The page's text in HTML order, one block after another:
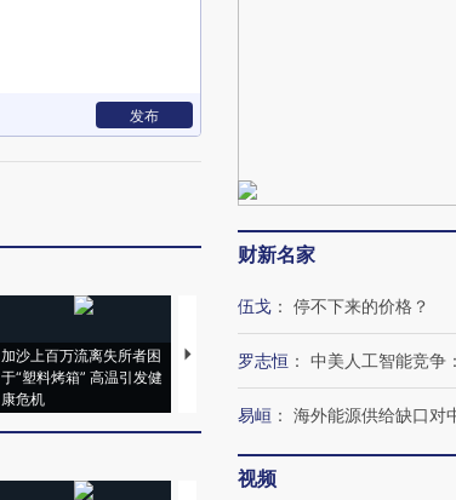
发布
加沙上百万流离失所者困
于“塑料烤箱” 高温引发健
康危机
视线｜HYROX的吸金
马航飞行员
财新名家
伍戈 ： 停不下来的价格？
罗志恒 ： 中美人工智能竞争
易峘 ： 海外能源供给缺口对
视频